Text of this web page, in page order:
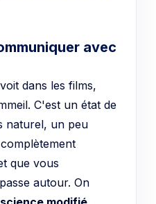
avec
dans les films,
C'est un état de
naturel, un peu
que vous
autour. On